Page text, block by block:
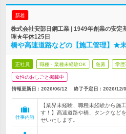
新着
株式会社安部日鋼工業 | 1949年創業の安
理★年休125日
橋や高速道路などの【施工管理】★
正社員 職種・業種未経験OK 急募 学歴
女性のおしごと掲載中
情報更新日：2026/06/12 終了予定日： 2026/12/
仕事内容
【業界未経験、職種未経験から施
す！】高速道路や橋、タンクなど
せいたします。